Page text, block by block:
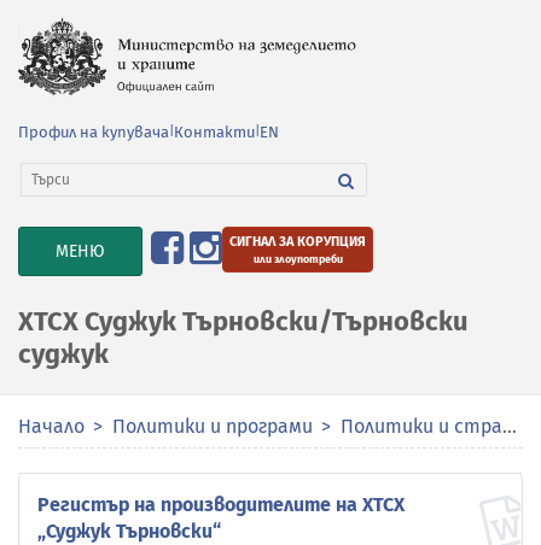
Профил на купувача Контакти EN
TOGGLE
NAVIGATION
МЕНЮ СИГНАЛ ЗА КОРУПЦИЯ
или злоупотреби
ХТСХ Суджук Търновски/Търновски
суджук
Начало Политики и програми Политики и стратегии
Регистър на производителите на ХТСХ
„Суджук Търновски“